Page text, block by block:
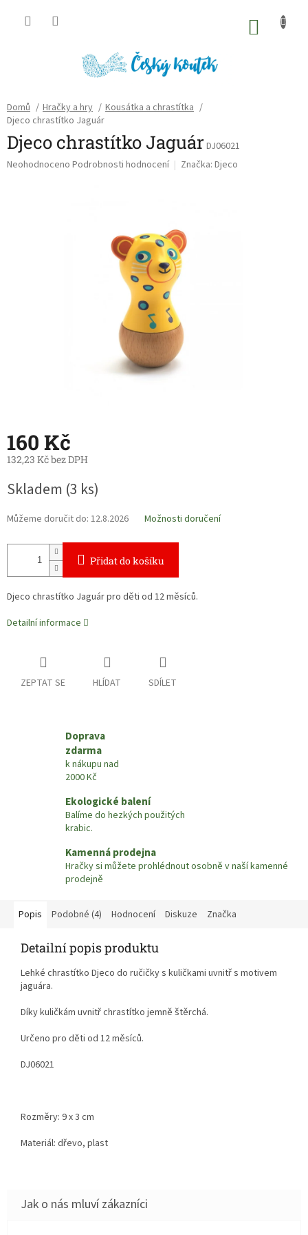
Domů / Hračky a hry / Kousátka a chrastítka /
Djeco chrastítko Jaguár
Djeco chrastítko JaguárDJ06021
Průměrné
Neohodnoceno Podrobnosti hodnocení Značka: Djeco
160 Kč
132,23 Kč bez DPH
cena:
Skladem (3 ks)
Můžeme doručit do: 12.8.2026 Možnosti doručení
Přidat do košíku
Djeco chrastítko Jaguár pro děti od 12 měsíců.
Detailní informace
ZEPTAT SE HLÍDAT SDÍLET
Doprava
zdarma
k nákupu nad
2000 Kč
Ekologické balení
Balíme do hezkých použitých
krabic.
Kamenná prodejna
Hračky si můžete prohlédnout osobně v naší kamenné
prodejně
Popis Podobné (4) Hodnocení Diskuze Značka
Detailní popis produktu
Lehké chrastítko Djeco do ručičky s kuličkami uvnitř s motivem
jaguára.
Díky kuličkám uvnitř chrastítko jemně štěrchá.
Určeno pro děti od 12 měsíců.
DJ06021
Rozměry: 9 x 3 cm
Materiál: dřevo, plast